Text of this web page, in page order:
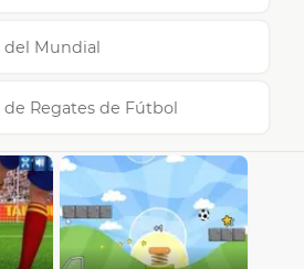
del Mundial
de Regates de Fútbol